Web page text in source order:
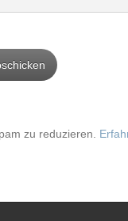
zu reduzieren.